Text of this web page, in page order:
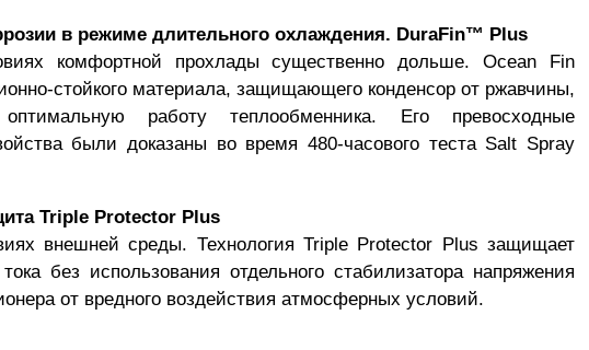
в режиме длительного охлаждения. DuraFin™ Plus
комфортной прохлады существенно дольше. Ocean Fin
стойкого материала, защищающего конденсор от ржавчины,
работу теплообменника. Его превосходные
были доказаны во время 480-часового теста Salt Spray
Triple Protector Plus
внешней среды. Технология Triple Protector Plus защищает
без использования отдельного стабилизатора напряжения
от вредного воздействия атмосферных условий.